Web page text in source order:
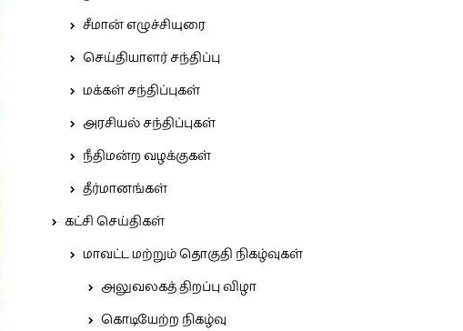
சீமான் எழுச்சியுரை
செய்தியாளர் சந்திப்பு
மக்கள் சந்திப்புகள்
அரசியல் சந்திப்புகள்
நீதிமன்ற வழக்குகள்
தீர்மானங்கள்
கட்சி செய்திகள்
மாவட்ட மற்றும் தொகுதி நிகழ்வுகள்
அலுவலகத் திறப்பு விழா
கொடியேற்ற நிகழ்வு